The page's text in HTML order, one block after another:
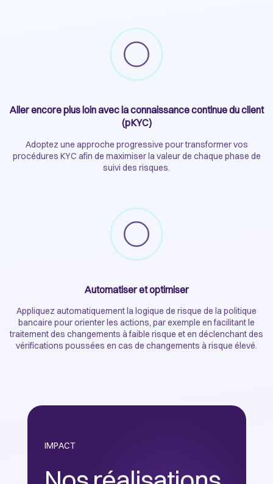
Aller encore plus loin avec la connaissance continue du client
(pKYC)
Adoptez une approche progressive pour transformer vos
procédures KYC afin de maximiser la valeur de chaque phase de
suivi des risques.
Automatiser et optimiser
Appliquez automatiquement la logique de risque de la politique
bancaire pour orienter les actions, par exemple en facilitant le
traitement des changements à faible risque et en déclenchant des
vérifications poussées en cas de changements à risque élevé.
IMPACT